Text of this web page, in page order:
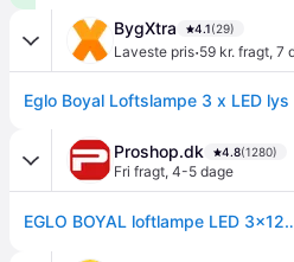
BygXtra 4.1(29)
Laveste pris·59 kr. fragt, 7
Eglo Boyal Loftslampe 3 x LED lys
Proshop.dk 4.8(1280)
Fri fragt, 4-5 dage
EGLO BOYAL